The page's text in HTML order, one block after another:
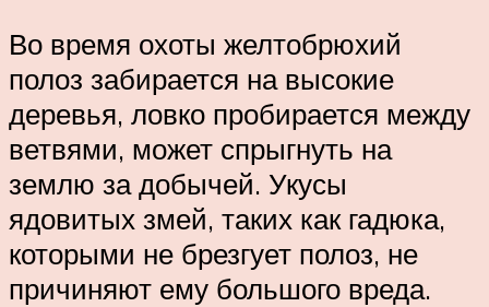
Во время охоты желтобрюхий
полоз забирается на высокие
деревья, ловко пробирается между
ветвями, может спрыгнуть на
землю за добычей. Укусы
ядовитых змей, таких как гадюка,
которыми не брезгует полоз, не
причиняют ему большого вреда.